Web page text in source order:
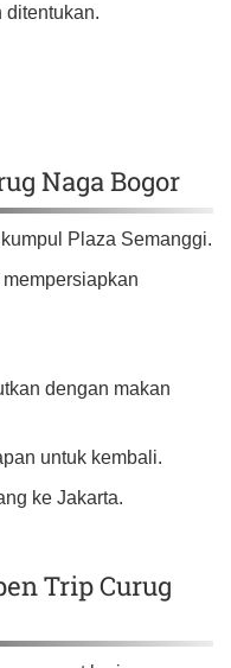
ditentukan.
Naga Bogor
Plaza Semanggi.
dengan makan
untuk kembali.
ke Jakarta.
Trip Curug